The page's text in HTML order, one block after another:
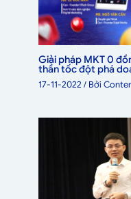
Giải pháp MKT 0
thần tốc đột phá
17-11-2022/ Bởi